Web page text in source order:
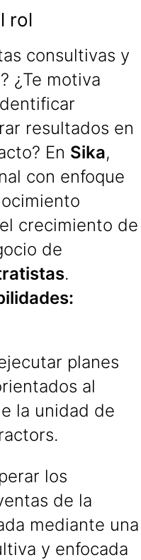
rol
consultivas y
¿Te motiva
resultados en
En Sika,
con enfoque
crecimiento de
de
.
planes
al
la unidad de
los
de la
mediante una
y enfocada